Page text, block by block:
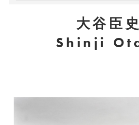
大谷臣史
Shinji